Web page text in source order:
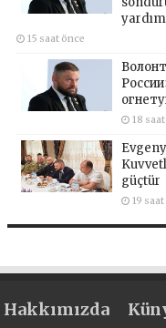
15 saat önce
18
güçtür
19
Hakkımızda